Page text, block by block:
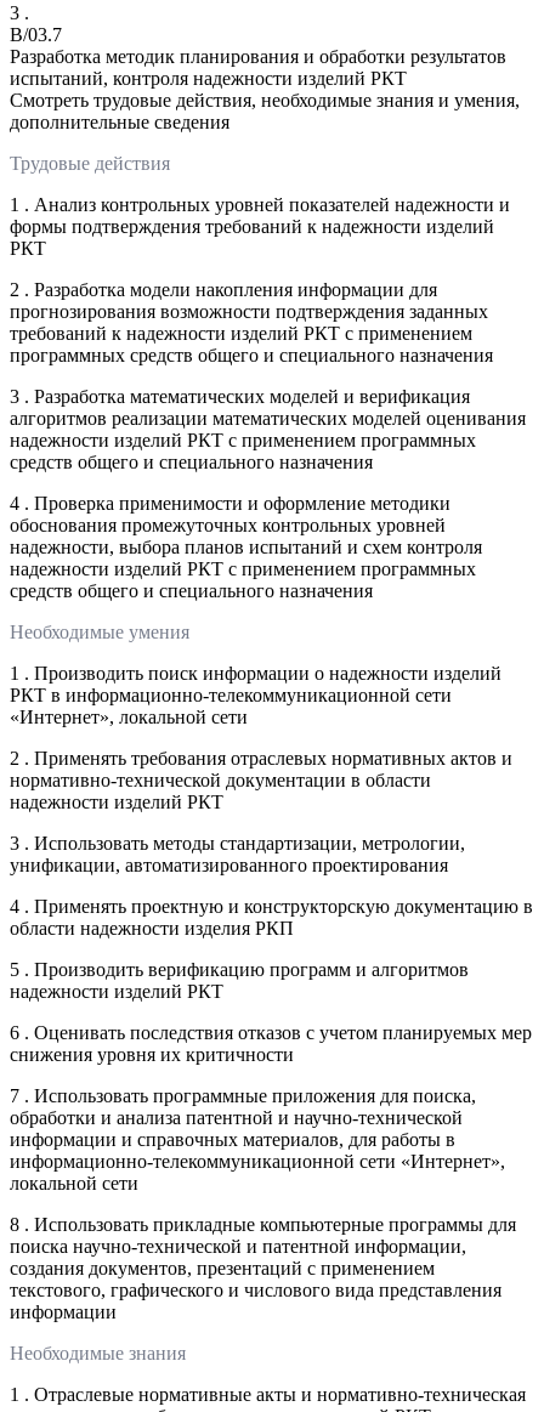
3 .
B/03.7
Разработка методик планирования и обработки результатов
испытаний, контроля надежности изделий РКТ
Смотреть трудовые действия, необходимые знания и умения,
дополнительные сведения
Трудовые действия
1 . Анализ контрольных уровней показателей надежности и
формы подтверждения требований к надежности изделий
РКТ
2 . Разработка модели накопления информации для
прогнозирования возможности подтверждения заданных
требований к надежности изделий РКТ с применением
программных средств общего и специального назначения
3 . Разработка математических моделей и верификация
алгоритмов реализации математических моделей оценивания
надежности изделий РКТ с применением программных
средств общего и специального назначения
4 . Проверка применимости и оформление методики
обоснования промежуточных контрольных уровней
надежности, выбора планов испытаний и схем контроля
надежности изделий РКТ с применением программных
средств общего и специального назначения
Необходимые умения
1 . Производить поиск информации о надежности изделий
РКТ в информационно-телекоммуникационной сети
«Интернет», локальной сети
2 . Применять требования отраслевых нормативных актов и
нормативно-технической документации в области
надежности изделий РКТ
3 . Использовать методы стандартизации, метрологии,
унификации, автоматизированного проектирования
4 . Применять проектную и конструкторскую документацию в
области надежности изделия РКП
5 . Производить верификацию программ и алгоритмов
надежности изделий РКТ
6 . Оценивать последствия отказов с учетом планируемых мер
снижения уровня их критичности
7 . Использовать программные приложения для поиска,
обработки и анализа патентной и научно-технической
информации и справочных материалов, для работы в
информационно-телекоммуникационной сети «Интернет»,
локальной сети
8 . Использовать прикладные компьютерные программы для
поиска научно-технической и патентной информации,
создания документов, презентаций с применением
текстового, графического и числового вида представления
информации
Необходимые знания
1 . Отраслевые нормативные акты и нормативно-техническая